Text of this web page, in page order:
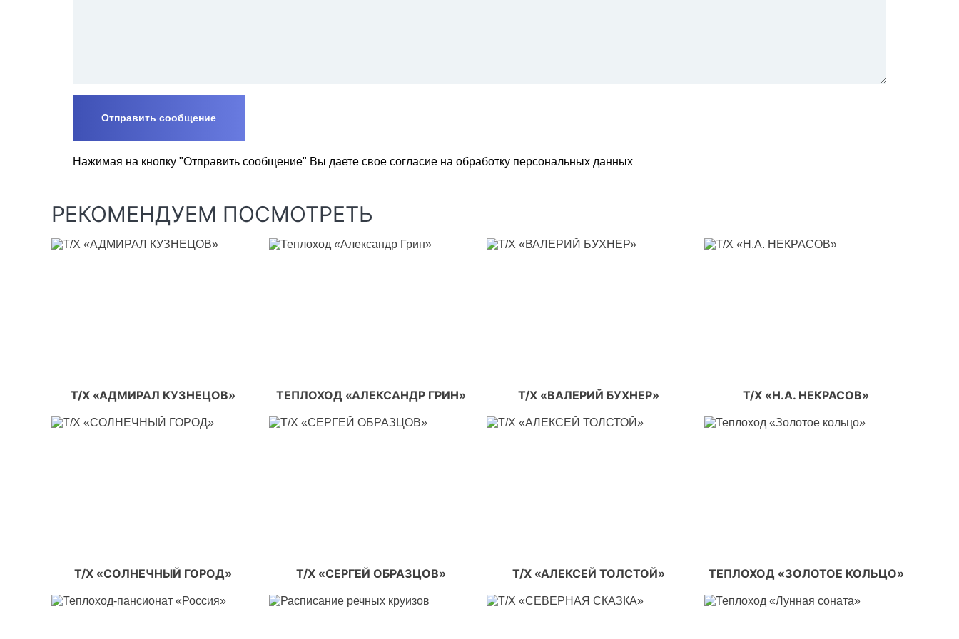
Нажимая на кнопку "Отправить сообщение" Вы даете свое согласие на обработку персональных данных
РЕКОМЕНДУЕМ ПОСМОТРЕТЬ
Т/Х «АДМИРАЛ КУЗНЕЦОВ» ТЕПЛОХОД «АЛЕКСАНДР ГРИН» Т/Х «ВАЛЕРИЙ БУХНЕР» Т/Х «Н.А. НЕКРАСОВ»
Т/Х «СОЛНЕЧНЫЙ ГОРОД» Т/Х «СЕРГЕЙ ОБРАЗЦОВ» Т/Х «АЛЕКСЕЙ ТОЛСТОЙ» ТЕПЛОХОД «ЗОЛОТОЕ КОЛЬЦО»